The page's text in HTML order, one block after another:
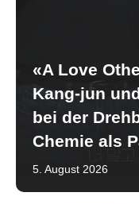
«A Love
Kang-jun
bei der
Chemie als
5. August 2026